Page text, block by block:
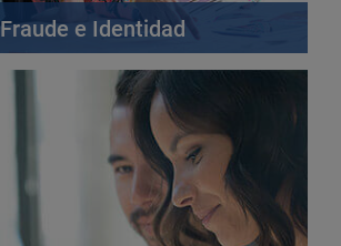
Fraude e Identidad
leer más